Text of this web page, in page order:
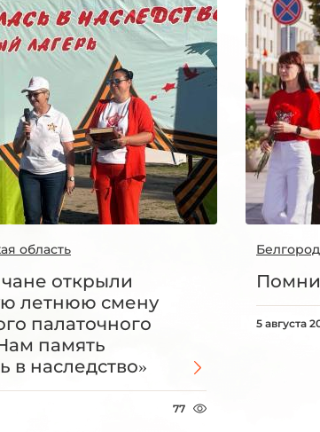
область
открыли
летнюю смену
палаточного
память
в наследство»
77
5 августа